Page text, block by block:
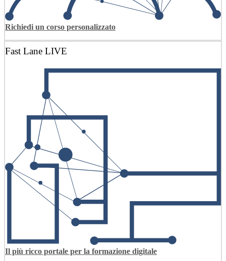
Richiedi un corso personalizzato
Fast Lane LIVE
Il più ricco portale per la formazione digitale